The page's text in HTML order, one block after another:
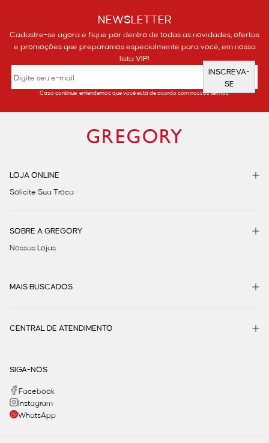
NEWSLETTER
Cadastre-se agora e fique por dentro de todas as novidades, ofertas
e promoções que preparamos especialmente para você, em nossa
lista VIP!
INSCREVA-
SE
Caso continue, entendemos que você está de acordo com nossos termos.
LOJA ONLINE
Solicite Sua Troca
SOBRE A GREGORY
Nossas Lojas
MAIS BUSCADOS
CENTRAL DE ATENDIMENTO
SIGA-NOS
Facebook
Instagram
WhatsApp